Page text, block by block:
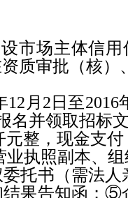
市场主体信
质审批（核）
12 月 2 日至2016
名并领取招标文
整，现金支付
执照副本、
托书（需法人
果告知函；⑤